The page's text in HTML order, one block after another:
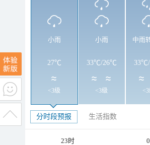
小雨
27℃
<3级
小雨
33℃/26℃
<3级
中雨
33℃/
分时段预报 生活指数
23时